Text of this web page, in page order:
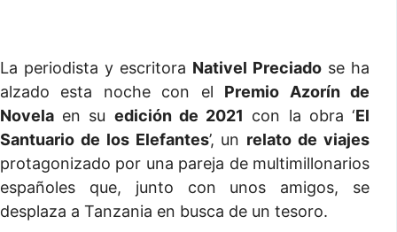
La periodista y escritora Nativel Preciado se ha
alzado esta noche con el Premio Azorín de
Novela en su edición de 2021 con la obra ‘El
Santuario de los Elefantes’, un relato de viajes
protagonizado por una pareja de multimillonarios
españoles que, junto con unos amigos, se
desplaza a Tanzania en busca de un tesoro.